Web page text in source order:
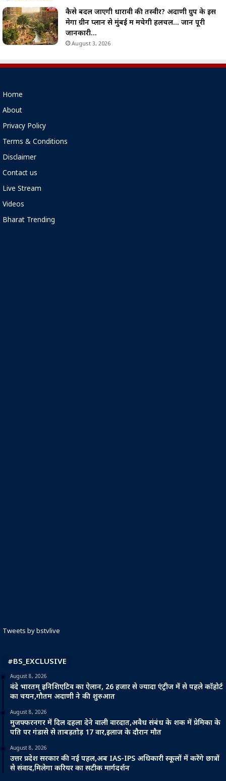
कैसे बदल जाएगी धारावी की तस्वीर? अदाणी ग्रुप के इस
मेगा ग्रीन प्लान से मुंबई में मचेगी हलचल… जानें पूरी
जानकारी…
August 3, 2026
Home
About
Privacy Policy
Terms & Conditions
Disclaimer
Contact us
Live Stream
Videos
Bharat Trending
Tweets by bstvlive
#BS_EXCLUSIVE
August 8, 2026
वंदे भारतम् इनिशिएटिव का ऐलान, 26 हजार से ज्यादा एंट्रीज में से पहले कॉहोर्ट
का चयन,गौतम अदाणी ने की शुरुआत
August 8, 2026
मुजफ्फरनगर में दिल दहला देने वाली वारदात,अवैध संबंध के शक में प्रेमिका के
पति पर गंडासे से ताबड़तोड़ 17 वार,इलाज के दौरान मौत
August 8, 2026
उत्तर प्रदेश सरकार की नई पहल,अब IAS-IPS अधिकारी स्कूलों में करेंगे छात्रों
से संवाद,मिलेगा करियर का सटीक मार्गदर्शन